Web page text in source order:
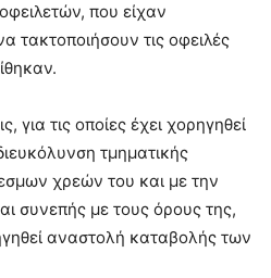
που είχαν
τακτοποιήσουν τις οφειλές
για τις οποίες έχει χορηγηθεί
τμηματικής
χρεών του και με την
συνεπής με τους όρους της,
αναστολή καταβολής των